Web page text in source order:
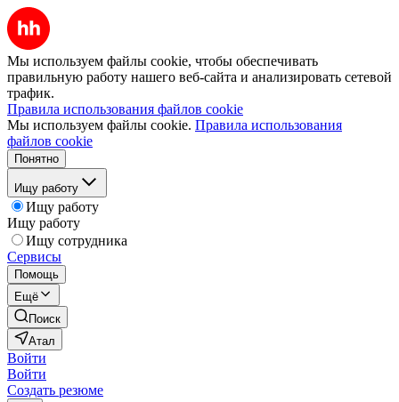
Мы используем файлы cookie, чтобы обеспечивать
правильную работу нашего веб-сайта и анализировать сетевой
трафик.
Правила использования файлов cookie
Мы используем файлы cookie. Правила использования
файлов cookie
Понятно
Ищу работу
Ищу работу
Ищу работу
Ищу сотрудника
Сервисы
Помощь
Ещё
Поиск
Атал
Войти
Войти
Создать резюме